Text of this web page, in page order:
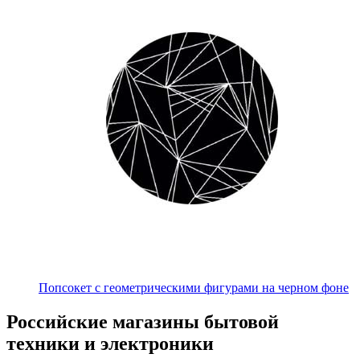
Попсокет с геометрическими фигурами на черном фоне
Российские магазины бытовой
техники и электроники